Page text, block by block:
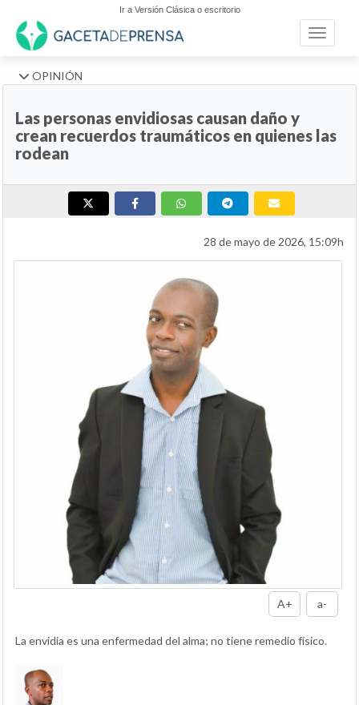
Ir a Versión Clásica o escritorio
Toggle
OPINIÓN
Las personas envidiosas causan daño y
crean recuerdos traumáticos en quienes las
rodean
28 de mayo de 2026, 15:09h
A+ a-
La envidia es una enfermedad del alma; no tiene remedio físico.